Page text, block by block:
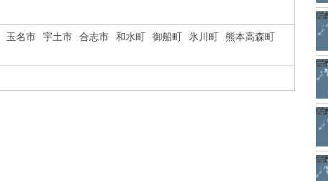
玉名市 宇土市 合志市 和水町 御船町 氷川町
熊本高森町